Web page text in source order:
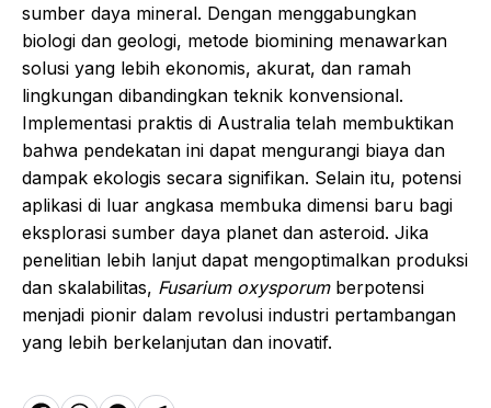
sumber daya mineral. Dengan menggabungkan
biologi dan geologi, metode biomining menawarkan
solusi yang lebih ekonomis, akurat, dan ramah
lingkungan dibandingkan teknik konvensional.
Implementasi praktis di Australia telah membuktikan
bahwa pendekatan ini dapat mengurangi biaya dan
dampak ekologis secara signifikan. Selain itu, potensi
aplikasi di luar angkasa membuka dimensi baru bagi
eksplorasi sumber daya planet dan asteroid. Jika
penelitian lebih lanjut dapat mengoptimalkan produksi
dan skalabilitas, Fusarium oxysporumberpotensi
menjadi pionir dalam revolusi industri pertambangan
yang lebih berkelanjutan dan inovatif.